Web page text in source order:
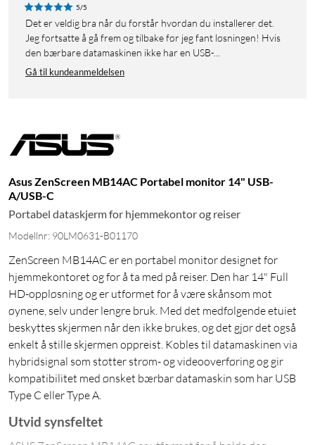
5/5
Det er veldig bra når du forstår hvordan du installerer det.
Jeg fortsatte å gå frem og tilbake før jeg fant løsningen! Hvis
den bærbare datamaskinen ikke har en USB-...
Gå til kundeanmeldelsen
Asus ZenScreen MB14AC Portabel monitor 14" USB-
A/USB-C
Portabel dataskjerm for hjemmekontor og reiser
Modellnr: 90LM0631-B01170
ZenScreen MB14AC er en portabel monitor designet for
hjemmekontoret og for å ta med på reiser. Den har 14" Full
HD-oppløsning og er utformet for å være skånsom mot
øynene, selv under lengre bruk. Med det medfølgende etuiet
beskyttes skjermen når den ikke brukes, og det gjør det også
enkelt å stille skjermen oppreist. Kobles til datamaskinen via
hybridsignal som støtter strøm- og videooverføring og gir
kompatibilitet med ønsket bærbar datamaskin som har USB
Type C eller Type A.
Utvid synsfeltet